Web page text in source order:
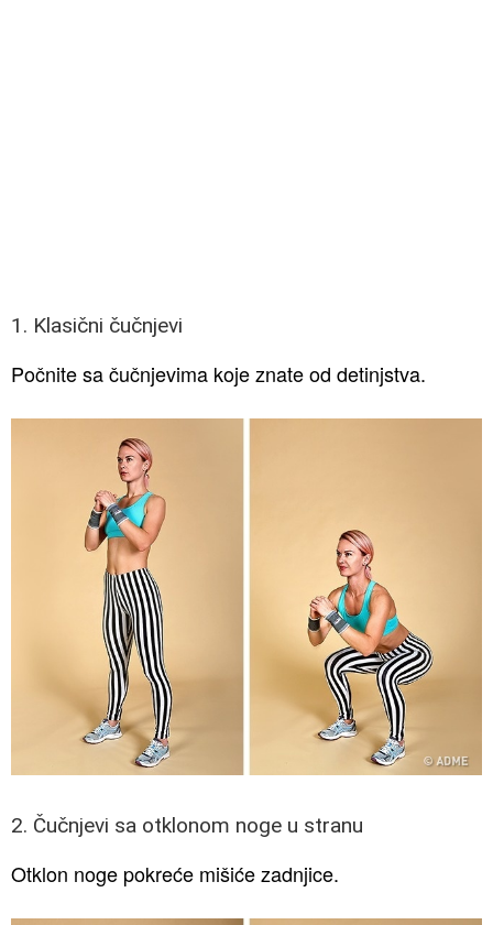
1. Klasični čučnjevi
Počnite sa čučnjevima koje znate od detinjstva.
2. Čučnjevi sa otklonom noge u stranu
Otklon noge pokreće mišiće zadnjice.